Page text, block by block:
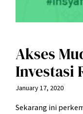
Akses
Investasi
January 17, 2020
Sekarang ini